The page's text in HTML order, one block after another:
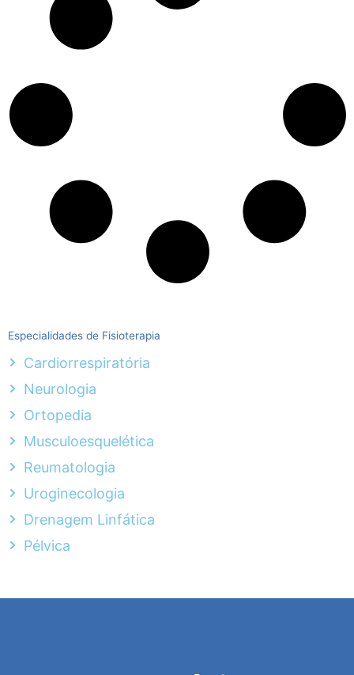
Especialidades de Fisioterapia
Cardiorrespiratória
Neurologia
Ortopedia
Musculoesquelética
Reumatologia
Uroginecologia
Drenagem Linfática
Pélvica